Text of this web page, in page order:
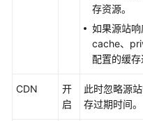
存资源。
如果源站
cache、
配置的缓存
CDN
开
启
此时忽略源
存过期时间。